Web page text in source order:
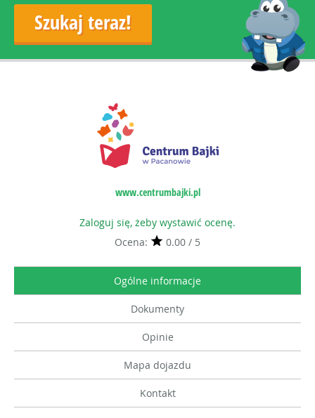
www.centrumbajki.pl
Zaloguj się, żeby wystawić ocenę.
Ocena:
0.00 / 5
Ogólne informacje
Dokumenty
Opinie
Mapa dojazdu
Kontakt